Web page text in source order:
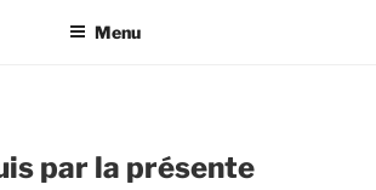
Menu
par la présente